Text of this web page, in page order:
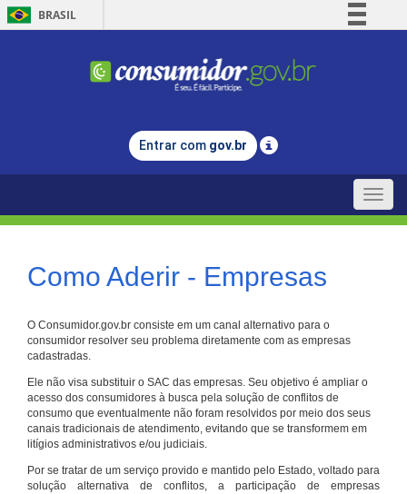
BRASIL
Comunica BR
Legislação
Entrar com gov.br
Toggle
Como Aderir - Empresas
O Consumidor.gov.br consiste em um canal alternativo para o
consumidor resolver seu problema diretamente com as empresas
cadastradas.
Ele não visa substituir o SAC das empresas. Seu objetivo é ampliar o
acesso dos consumidores à busca pela solução de conflitos de
consumo que eventualmente não foram resolvidos por meio dos seus
canais tradicionais de atendimento, evitando que se transformem em
litígios administrativos e/ou judiciais.
Por se tratar de um serviço provido e mantido pelo Estado, voltado para
solução alternativa de conflitos, a participação de empresas